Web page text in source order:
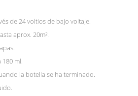
de 24 voltios de bajo voltaje.
aprox. 20m².
ml.
la botella se ha terminado.